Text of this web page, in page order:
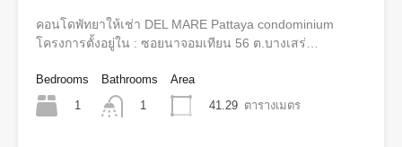
คอนโดพัทยาให้เช่า DEL MARE Pattaya condominium
โครงการตั้งอยู่ใน : ซอยนาจอมเทียน 56 ต.บางเสร่…
Bedrooms
1
Bathrooms
1
Area
41.29 ตารางเมตร